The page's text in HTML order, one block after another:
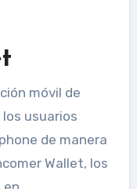
móvil de
usuarios
de manera
Wallet, los